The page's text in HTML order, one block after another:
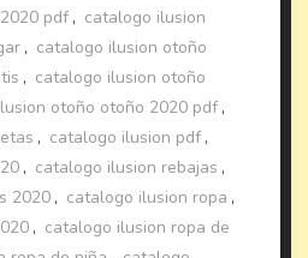
pdf , catalogo ilusion
, catalogo ilusion otoño
, catalogo ilusion otoño
otoño otoño 2020 pdf ,
, catalogo ilusion pdf ,
, catalogo ilusion rebajas ,
2020 , catalogo ilusion ropa ,
, catalogo ilusion ropa de